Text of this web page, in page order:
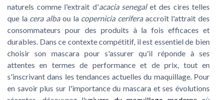
naturels comme l'extrait d'acacia senegalet des cires telles
que la cera albaou la copernicia ceriferaaccroît l'attrait des
consommateurs pour des produits à la fois efficaces et
durables. Dans ce contexte compétitif, il est essentiel de bien
choisir son mascara pour s'assurer qu'il réponde à ses
attentes en termes de performance et de prix, tout en
s'inscrivant dans les tendances actuelles du maquillage. Pour
en savoir plus sur l'importance du mascara et ses évolutions